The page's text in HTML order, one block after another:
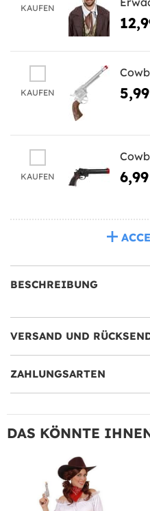
KAUFEN
KAUFEN
KAUFEN
BESCHREIBUNG
VERSAND UND
ZAHLUNGSARTEN
DAS KÖNNTE